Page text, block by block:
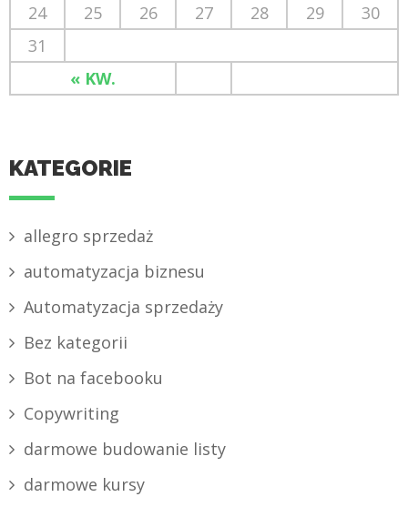
« KW.
24
25 26 27 28 29
30
31
KATEGORIE
allegro sprzedaż
automatyzacja biznesu
Automatyzacja sprzedaży
Bez kategorii
Bot na facebooku
Copywriting
darmowe budowanie listy
darmowe kursy